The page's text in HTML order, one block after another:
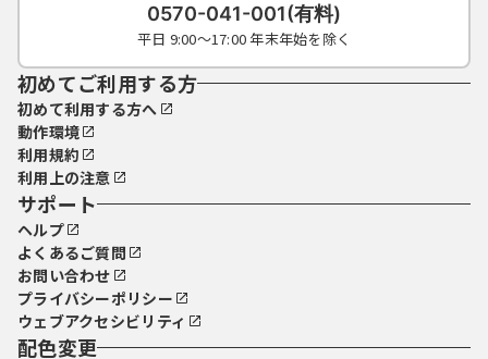
0570-041-001(有料)
平日 9:00～17:00 年末年始を除く
初めてご利用する方
初めて利用する方へ
動作環境
利用規約
利用上の注意
サポート
ヘルプ
よくあるご質問
お問い合わせ
プライバシーポリシー
ウェブアクセシビリティ
配色変更